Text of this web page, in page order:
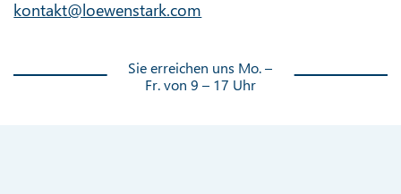
kontakt@loewenstark.com
Sie erreichen uns Mo. –
Fr. von 9 – 17 Uhr